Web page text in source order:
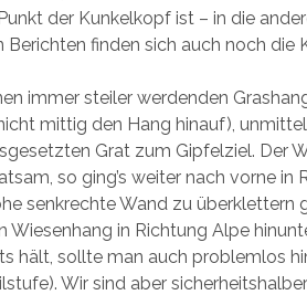
der Kunkelkopf ist – in die
Berichten finden sich auch noch die
immer steiler werdenden
mittig den Hang hinauf),
Grat zum Gipfelziel. Der
so ging’s weiter nach vorne in
senkrechte Wand zu überklettern
Wiesenhang in Richtung Alpe
hält, sollte man auch problemlos
Wir sind aber